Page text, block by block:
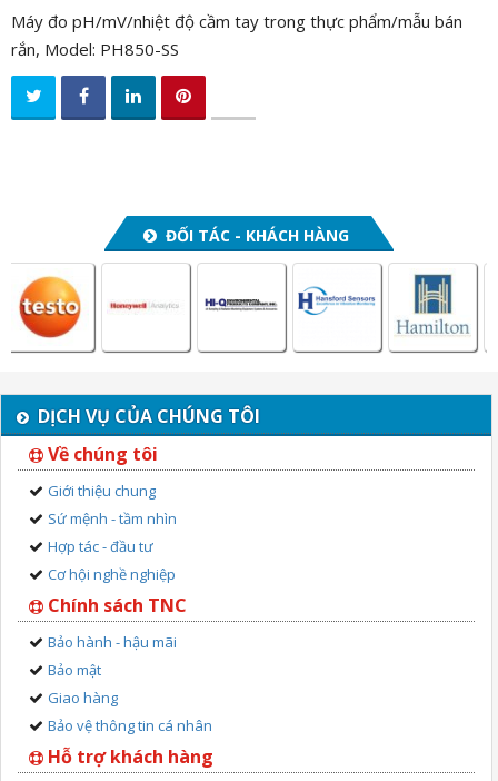
Máy đo pH/mV/nhiệt độ cầm tay trong thực phẩm/mẫu bán
rắn, Model: PH850-SS
ĐỐI TÁC - KHÁCH HÀNG
DỊCH VỤ CỦA CHÚNG TÔI
Về chúng tôi
Giới thiệu chung
Sứ mệnh - tầm nhìn
Hợp tác - đầu tư
Cơ hội nghề nghiệp
Chính sách TNC
Bảo hành - hậu mãi
Bảo mật
Giao hàng
Bảo vệ thông tin cá nhân
Hỗ trợ khách hàng